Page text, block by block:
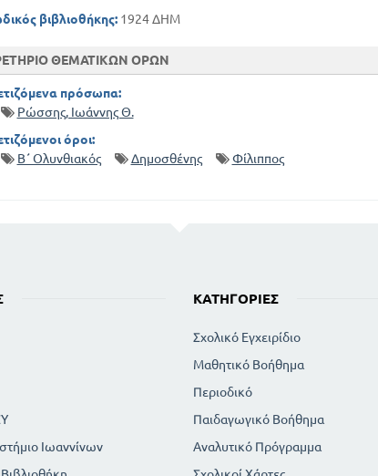
βιβλιοθήκης:1924 ΔΗΜ
ΘΕΜΑΤΙΚΩΝ ΟΡΩΝ
πρόσωπα:
Ρώσσης, Ιωάννης Θ.
όροι:
Β΄ Ολυνθιακός
Δημοσθένης Φίλιππος
Ιωαννίνων
ΚΑΤΗΓΟΡΊΕΣ
Σχολικό Εγχειρίδιο
Μαθητικό Βοήθημα
Περιοδικό
Παιδαγωγικό Βοήθημα
Αναλυτικό Πρόγραμμα